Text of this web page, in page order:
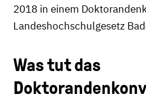
2018 in einem
Landeshochschulgesetz
Was tut das